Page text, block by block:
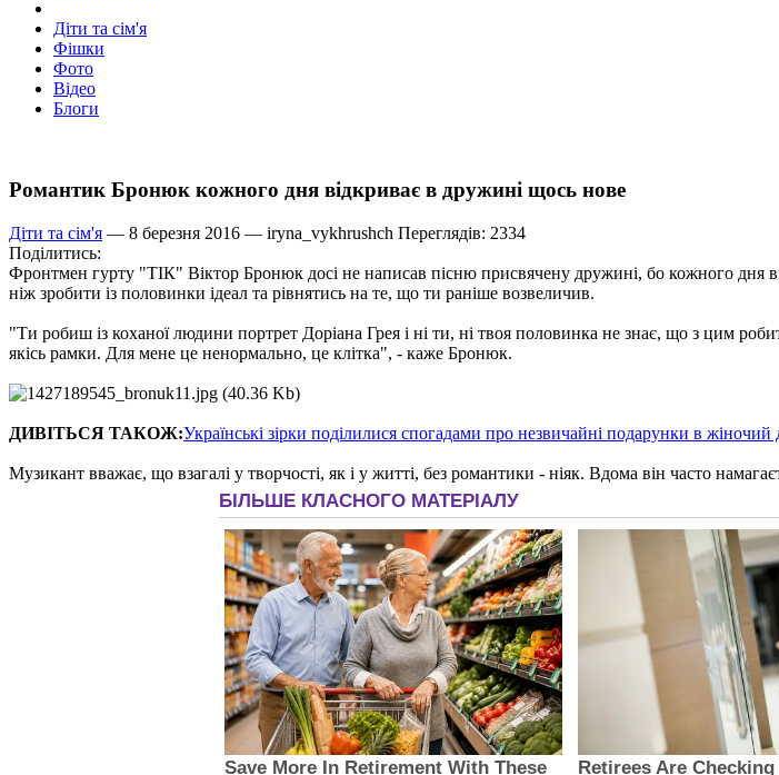
Діти та сім'я
Фішки
Фото
Відео
Блоги
Романтик Бронюк кожного дня відкриває в дружині щось нове
Діти та сім'я — 8 березня 2016 — iryna_vykhrushch Переглядів: 2334
Поділитись:
Фронтмен гурту "ТІК" Віктор Бронюк досі не написав пісню присвячену дружині, бо кожного дня
ніж зробити із половинки ідеал та рівнятись на те, що ти раніше возвеличив.
"Ти робиш із коханої людини портрет Доріана Грея і ні ти, ні твоя половинка не знає, що з цим
якісь рамки. Для мене це ненормально, це клітка", - каже Бронюк.
ДИВІТЬСЯ ТАКОЖ:Українські зірки поділилися спогадами про незвичайні подарунки в жіночий
Музикант вважає, що взагалі у творчості, як і у житті, без романтики - ніяк. Вдома він часто